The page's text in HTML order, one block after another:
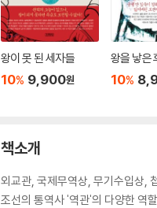
왕이 못 된 세자들
10% 9,900원
왕을 낳은
10%
책소개
외교관, 국제무역상, 무기수입상,
조선의 통역사 '역관'의 다양한 역